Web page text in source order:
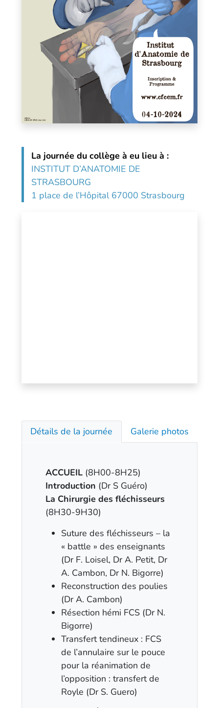
La journée du collège à eu lieu à :
INSTITUT D’ANATOMIE DE
STRASBOURG
1 place de l’Hôpital 67000 Strasbourg
Détails de la journée Galerie photos
ACCUEIL (8H00-8H25)
Introduction (Dr S Guéro)
La Chirurgie des fléchisseurs
(8H30-9H30)
Suture des fléchisseurs – la
« battle » des enseignants
(Dr F. Loisel, Dr A. Petit, Dr
A. Cambon, Dr N. Bigorre)
Reconstruction des poulies
(Dr A. Cambon)
Résection hémi FCS (Dr N.
Bigorre)
Transfert tendineux : FCS
de l’annulaire sur le pouce
pour la réanimation de
l’opposition : transfert de
Royle (Dr S. Guero)